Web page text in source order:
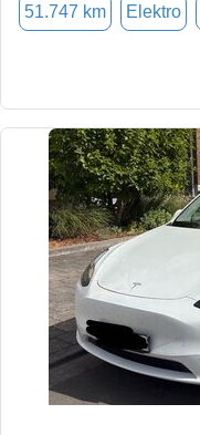
51.747 km Elektro